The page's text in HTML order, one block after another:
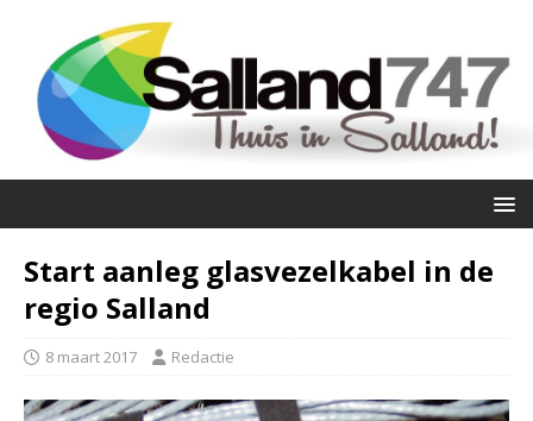
Start aanleg glasvezelkabel in de
regio Salland
8 maart 2017 Redactie